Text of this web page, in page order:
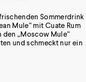
Sommerdrink
Mule“ mit Cuate Rum
den „Moscow Mule“
und schmeckt nur ein